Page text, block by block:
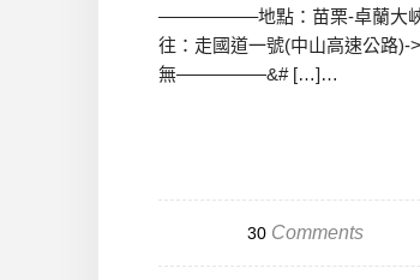
—————–地點：苗栗-卓蘭大峽
往：走國道一號(中山高速公路)-
無—————&# […]…
30Comments